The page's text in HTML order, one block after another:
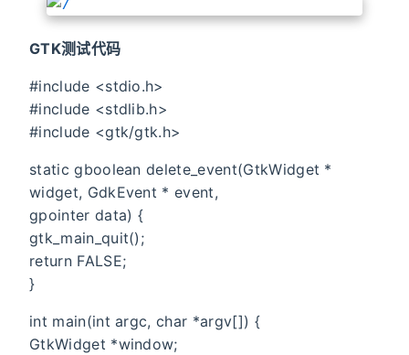
GTK测试代码
#include <stdio.h>
#include <stdlib.h>
#include <gtk/gtk.h>
static gboolean delete_event(GtkWidget *
widget, GdkEvent * event,
gpointer data) {
gtk_main_quit();
return FALSE;
}
int main(int argc, char *argv[]) {
GtkWidget *window;